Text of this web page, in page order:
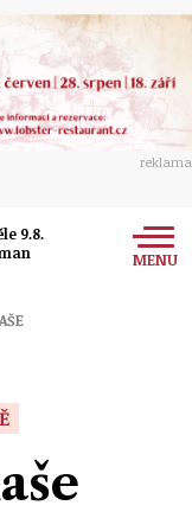
reklama
9.8.
MENU